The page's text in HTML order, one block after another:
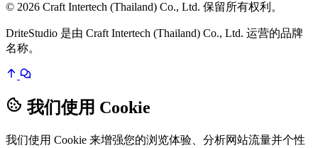
© 2026 Craft Intertech (Thailand) Co., Ltd. 保留所有权利。
DriteStudio 是由 Craft Intertech (Thailand) Co., Ltd. 运营的品牌
名称。
我们使用 Cookie
我们使用 Cookie 来增强您的浏览体验、分析网站流量并个性